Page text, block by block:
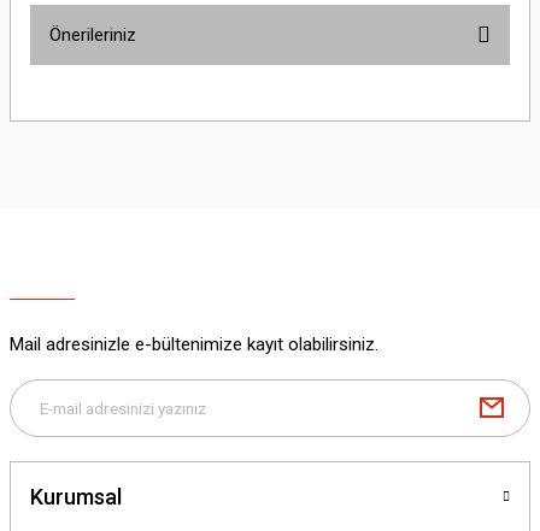
Önerileriniz
yetersiz gördüğünüz noktaları öneri formunu kullanarak tarafımıza
Bu ürüne benzer farklı alternatifler olmalı.
Mail adresinizle e-bültenimize kayıt olabilirsiniz.
Kurumsal